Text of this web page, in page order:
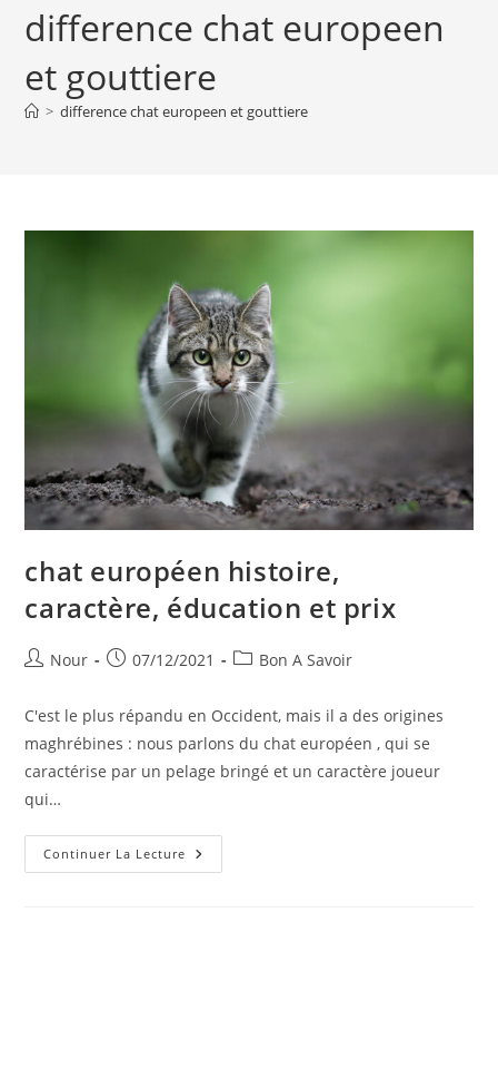
difference chat europeen
et gouttiere
> difference chat europeen et gouttiere
chat européen histoire,
caractère, éducation et prix
Auteur/autrice
la
publication :
Nour
Publication
07/12/2021
PostBon A Savoir
C'est le plus répandu en Occident, mais il a des origines
maghrébines : nous parlons du chat européen , qui se
caractérise par un pelage bringé et un caractère joueur
qui…
Continuer La Lecture Chat
Européen